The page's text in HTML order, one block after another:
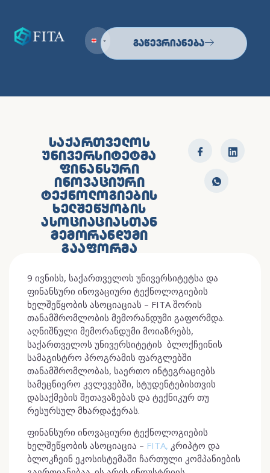
Გაწევრიანება
ᲡᲐᲥᲐᲠᲗᲕᲔᲚᲝᲡ
ᲣᲜᲘᲕᲔᲠᲡᲘᲢᲔᲢᲛᲐ
ᲤᲘᲜᲐᲜᲡᲣᲠᲘ
ᲘᲜᲝᲕᲐᲪᲘᲣᲠᲘ
ᲢᲔᲥᲜᲝᲚᲝᲒᲘᲔᲑᲘᲡ
ᲮᲔᲚᲨᲔᲬᲧᲝᲑᲘᲡ
ᲐᲡᲝᲪᲘᲐᲪᲘᲐᲡᲗᲐᲜ
ᲛᲔᲛᲝᲠᲐᲜᲓᲣᲛᲘ
ᲒᲐᲐᲤᲝᲠᲛᲐ
9 ივნისს, საქართველოს უნივერსიტეტსა და
ფინანსური ინოვაციური ტექნოლოგიების
ხელშეწყობის ასოციაციას – FITA შორის
თანამშრომლობის მემორანდუმი გაფორმდა.
აღნიშნული მემორანდუმი მოიაზრებს,
საქართველოს უნივერსიტეტის ბლოქჩეინის
სამაგისტრო პროგრამის ფარგლებში
თანამშრომლობას, საერთო ინტეგრაციებს
სამეცნიერო კვლევებში, სტუდენტებისთვის
დასაქმების შეთავაზებას და ტექნიკურ თუ
რესურსულ მხარდაჭერას.
ფინანსური ინოვაციური ტექნოლოგიების
ხელშეწყობის ასოციაცია – FITA, კრიპტო და
ბლოკჩეინ ეკოსისტემაში ჩართული კომპანიების